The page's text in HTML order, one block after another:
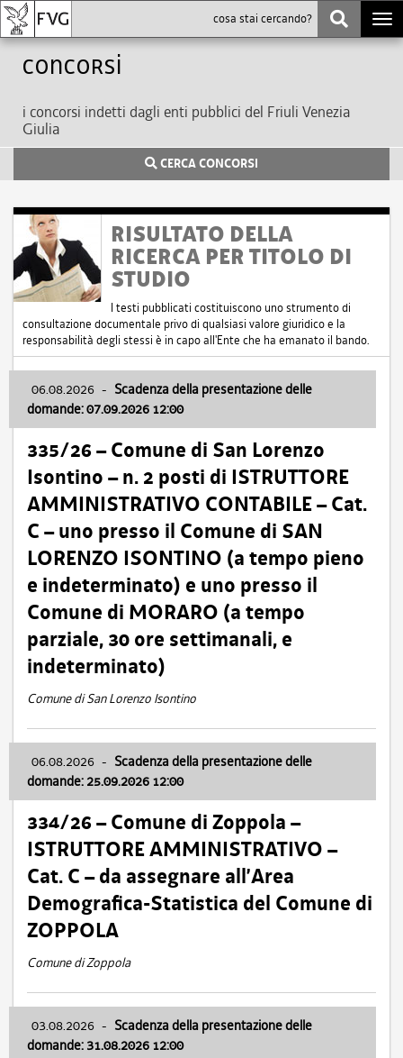
Concorsi
i concorsi indetti dagli enti pubblici del Friuli Venezia
Giulia
CERCA CONCORSI
RISULTATO DELLA
RICERCA PER TITOLO DI
STUDIO
I testi pubblicati costituiscono uno strumento di
consultazione documentale privo di qualsiasi valore giuridico e la
responsabilità degli stessi è in capo all'Ente che ha emanato il bando.
06.08.2026 - Scadenza della presentazione delle
domande: 07.09.2026 12:00
335/26 – Comune di San Lorenzo
Isontino – n. 2 posti di ISTRUTTORE
AMMINISTRATIVO CONTABILE – Cat.
C – uno presso il Comune di SAN
LORENZO ISONTINO (a tempo pieno
e indeterminato) e uno presso il
Comune di MORARO (a tempo
parziale, 30 ore settimanali, e
indeterminato)
Comune di San Lorenzo Isontino
06.08.2026 - Scadenza della presentazione delle
domande: 25.09.2026 12:00
334/26 – Comune di Zoppola –
ISTRUTTORE AMMINISTRATIVO –
Cat. C – da assegnare all’Area
Demografica-Statistica del Comune di
ZOPPOLA
Comune di Zoppola
03.08.2026 - Scadenza della presentazione delle
domande: 31.08.2026 12:00